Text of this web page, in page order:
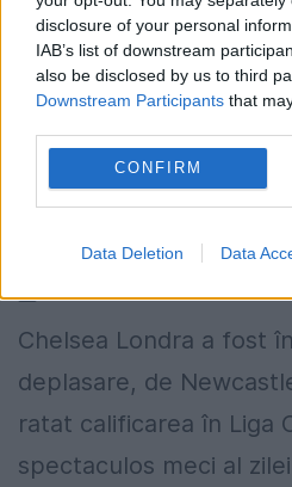
disclosure of your personal
IAB’s list of downstream
also be disclosed by us to third
Downstream Participants that
CONFIRM
Data Deletion Data
FOTBAL EUROPEAN.
sezon în Premier
en-titre a ratat LIGA
Într-un meci s-au
13 MAI 2018
Chelsea Londra a fost
deplasare, de
ratat calificarea în Liga
spectaculos meci al